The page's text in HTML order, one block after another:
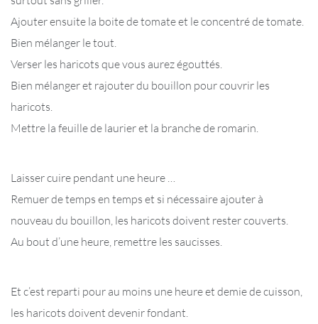
Ajouter ensuite la boite de tomate et le concentré de tomate.
Bien mélanger le tout.
Verser les haricots que vous aurez égouttés.
Bien mélanger et rajouter du bouillon pour couvrir les
haricots.
Mettre la feuille de laurier et la branche de romarin.
Laisser cuire pendant une heure …
Remuer de temps en temps et si nécessaire ajouter à
nouveau du bouillon, les haricots doivent rester couverts.
Au bout d’une heure, remettre les saucisses.
Et c’est reparti pour au moins une heure et demie de cuisson,
les haricots doivent devenir fondant.